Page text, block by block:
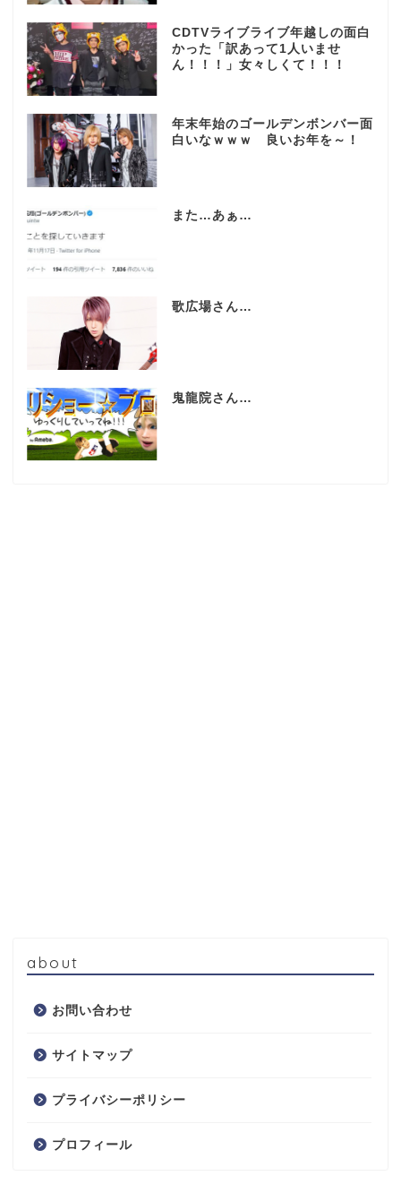
CDTVライブライブ年越しの面白
かった「訳あって1人いませ
ん！！！」女々しくて！！！
年末年始のゴールデンボンバー面
白いなｗｗｗ 良いお年を～！
また…あぁ…
歌広場さん…
鬼龍院さん…
about
お問い合わせ
サイトマップ
プライバシーポリシー
プロフィール